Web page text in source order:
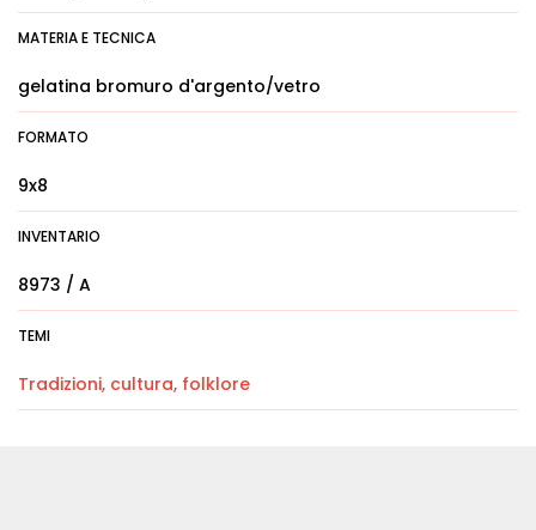
MATERIA E TECNICA
gelatina bromuro d'argento/vetro
FORMATO
9x8
INVENTARIO
8973 / A
TEMI
Tradizioni, cultura, folklore